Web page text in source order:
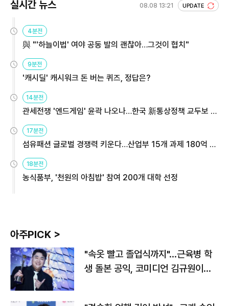
실시간 뉴스 08.08 13:21 UPDATE
4분전
與 "'하늘이법' 여야 공동 발의 괜찮아…그것이 협치"
9분전
'캐시딜' 캐시워크 돈 버는 퀴즈, 정답은?
14분전
관세전쟁 '엔드게임' 윤곽 나오나…한국 新통상정책 교두보 활
용해야
17분전
섬유패션 글로벌 경쟁력 키운다…산업부 15개 과제 180억 지
원
18분전
농식품부, '천원의 아침밥' 참여 200개 대학 선정
아주PICK >
"속옷 빨고 졸업식까지"…근육병 학
생 돌본 공익, 코미디언 김규원이었